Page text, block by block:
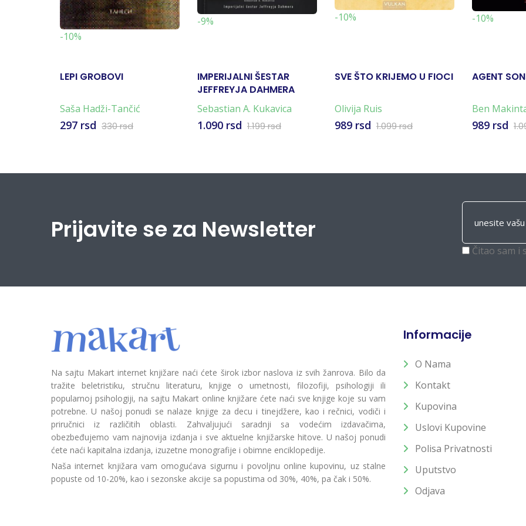
-10%
LEPI GROBOVI
Saša Hadži-Tančić
297 rsd 330 rsd
-9%
IMPERIJALNI ŠESTAR
JEFFREYJA DAHMERA
Sebastian A. Kukavica
1.090 rsd 1.199 rsd
-10%
SVE ŠTO KRIJEMO U FIOCI
Olivija Ruis
989 rsd 1.099 rsd
-10%
AGENT
Ben
989 rsd
Prijavite se za Newsletter
Čitao sam i
Na sajtu Makart internet knjižare naći ćete širok izbor naslova iz svih žanrova. Bilo da
tražite beletristiku, stručnu literaturu, knjige o umetnosti, filozofiji, psihologiji ili
popularnoj psihologiji, na sajtu Makart online knjižare ćete naći sve knjige koje su vam
potrebne. U našoj ponudi se nalaze knjige za decu i tinejdžere, kao i rečnici, vodiči i
priručnici iz različitih oblasti. Zahvaljujući saradnji sa vodećim izdavačima,
obezbeđujemo vam najnovija izdanja i sve aktuelne knjižarske hitove. U našoj ponudi
ćete naći kapitalna izdanja, izuzetne monografije i obimne enciklopedije.
Naša internet knjižara vam omogućava sigurnu i povoljnu online kupovinu, uz stalne
popuste od 10-20%, kao i sezonske akcije sa popustima od 30%, 40%, pa čak i 50%.
Informacije
O Nama
Kontakt
Kupovina
Uslovi Kupovine
Polisa Privatnosti
Uputstvo
Odjava